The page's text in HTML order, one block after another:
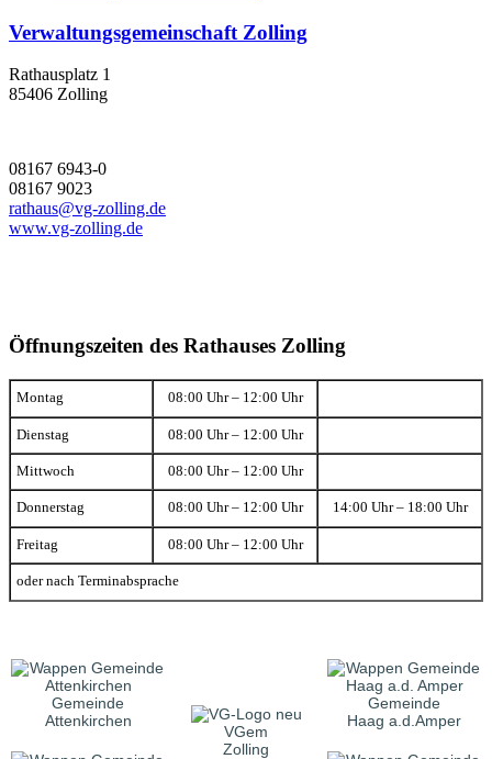
Verwaltungsgemeinschaft Zolling
Rathausplatz 1
85406 Zolling
08167 6943-0
08167 9023
rathaus@vg-zolling.de
www.vg-zolling.de
Öffnungszeiten des Rathauses Zolling
Montag 08:00 Uhr – 12:00 Uhr
Dienstag 08:00 Uhr – 12:00 Uhr
Mittwoch 08:00 Uhr – 12:00 Uhr
Donnerstag 08:00 Uhr – 12:00 Uhr 14:00 Uhr – 18:00 Uhr
Freitag 08:00 Uhr – 12:00 Uhr
oder nach Terminabsprache
Gemeinde
Attenkirchen
VGem
Zolling
Gemeinde
Haag a.d.Amper